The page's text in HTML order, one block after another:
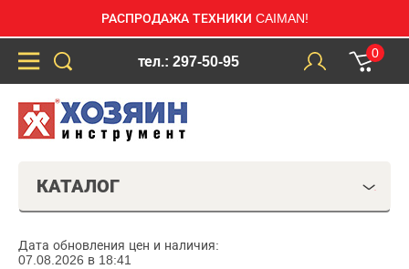
РАСПРОДАЖА ТЕХНИКИ CAIMAN!
тел.: 297-50-95
0
КАТАЛОГ
Дата обновления цен и наличия:
07.08.2026 в 18:41